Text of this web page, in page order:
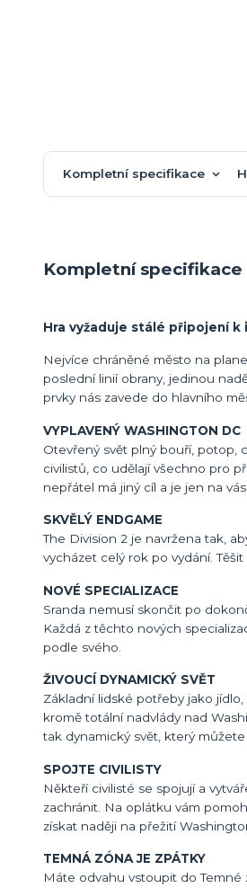
Kompletní specifikace
Kompletní specifikace
Hra vyžaduje stálé připojení
Nejvíce chráněné město na
poslední linií obrany, jedinou
prvky nás zavede do hlavního
VYPLAVENÝ WASHINGTON DC
Otevřený svět plný bouří, potop,
civilistů, co udělají všechno pro
nepřátel má jiný cíl a je jen na
SKVĚLÝ ENDGAME
The Division 2 je navržena tak,
vycházet celý rok po vydání.
NOVÉ SPECIALIZACE
Sranda nemusí skončit po
Každá z těchto nových
podle svého.
ŽIVOUCÍ DYNAMICKÝ SVĚT
Základní lidské potřeby jako
kromě totální nadvlády nad
tak dynamický svět, který
SPOJTE CIVILISTY
Někteří civilisté se spojují a
zachránit. Na oplátku vám
získat naději na přežití
TEMNÁ ZÓNA JE ZPÁTKY
Máte odvahu vstoupit do Temné